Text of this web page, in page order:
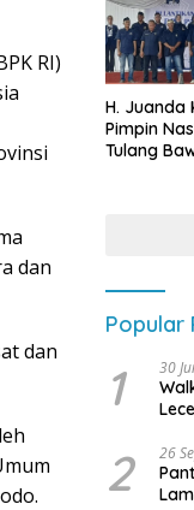
RI)
dan
dan
H. Juanda
Pimpin
Tulang
Popular
1 30
2 26